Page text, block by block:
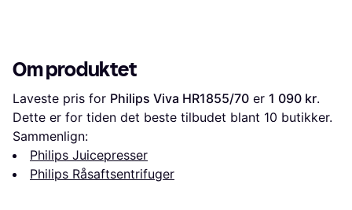
Om produktet
Laveste pris for Philips Viva HR1855/70 er 1 090 kr.
Dette er for tiden det beste tilbudet blant 10 butikker.
Sammenlign:
Philips Juicepresser
Philips Råsaftsentrifuger